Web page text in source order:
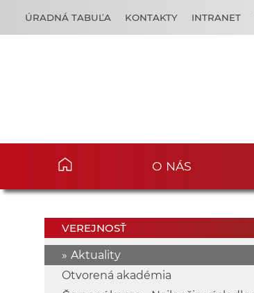
ÚRADNÁ TABUĽA KONTAKTY INTRANET
O NÁS
VEREJNOSŤ
Aktuality
Otvorená akadémia